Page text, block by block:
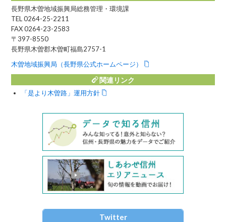
長野県木曽地域振興局総務管理・環境課
TEL 0264-25-2211
FAX 0264-23-2583
〒397-8550
長野県木曽郡木曽町福島2757-1
木曽地域振興局（長野県公式ホームページ）
関連リンク
「是より木曽路」運用方針
Twitter